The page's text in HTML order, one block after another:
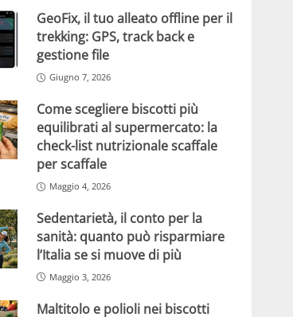
GeoFix, il tuo alleato offline per il
trekking: GPS, track back e
gestione file
Giugno 7, 2026
Come scegliere biscotti più
equilibrati al supermercato: la
check-list nutrizionale scaffale
per scaffale
Maggio 4, 2026
Sedentarietà, il conto per la
sanità: quanto può risparmiare
l’Italia se si muove di più
Maggio 3, 2026
Maltitolo e polioli nei biscotti